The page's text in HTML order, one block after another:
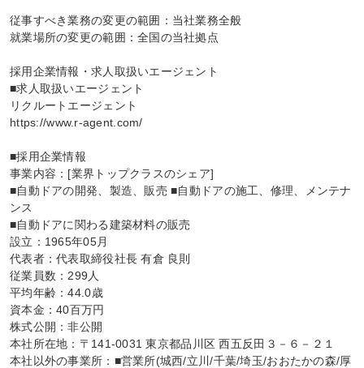
従事すべき業務の変更の範囲：当社業務全般
就業場所の変更の範囲：全国の当社拠点
採用企業情報・求人取扱いエージェント
■求人取扱いエージェント
リクルートエージェント
https://www.r-agent.com/
■採用企業情報
事業内容：[業界トップクラスのシェア]
■自動ドアの開発、製造、販売 ■自動ドアの施工、修理、メンテナ
ンス
■自動ドアに関わる建築材料の販売
設立：1965年05月
代表者：代表取締役社長 有倉 良則
従業員数：299人
平均年齢：44.0歳
資本金：40百万円
株式公開：非公開
本社所在地：〒141-0031 東京都品川区 西五反田３－６－２１
本社以外の事業所：■営業所(城西/立川/千葉/埼玉/おおたかの森/厚